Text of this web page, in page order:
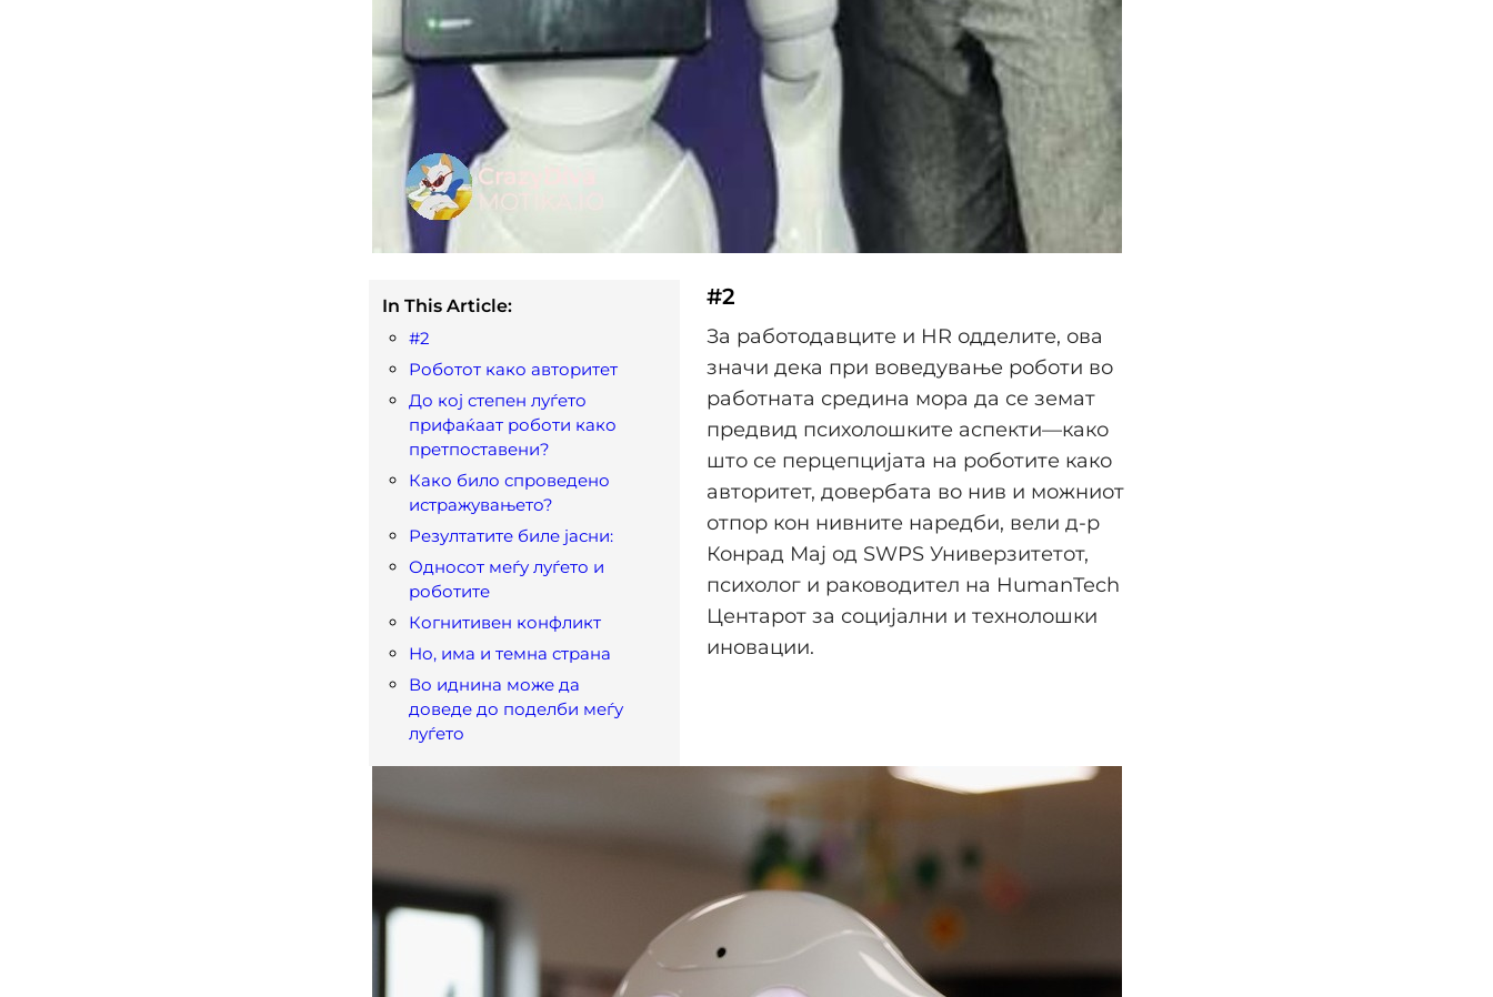
In This Article:
#2
Роботот како авторитет
До кој степен луѓето
прифаќаат роботи како
претпоставени?
Како било спроведено
истражувањето?
Резултатите биле јасни:
Односот меѓу луѓето и
роботите
Когнитивен конфликт
Но, има и темна страна
Во иднина може да
доведе до поделби меѓу
луѓето
#2
За работодавците и HR одделите, ова
значи дека при воведување роботи во
работната средина мора да се земат
предвид психолошките аспекти—како
што се перцепцијата на роботите како
авторитет, довербата во нив и можниот
отпор кон нивните наредби, вели д-р
Конрад Мај од SWPS Универзитетот,
психолог и раководител на HumanTech
Центарот за социјални и технолошки
иновации.